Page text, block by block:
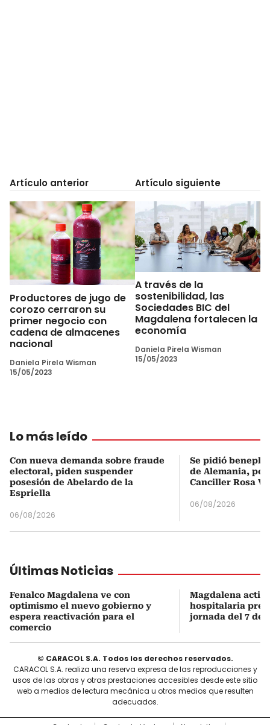
Artículo anterior
Productores de jugo de
corozo cerraron su
primer negocio con
cadena de almacenes
nacional
Daniela Pirela Wisman
15/05/2023
Artículo siguiente
A través de la
sostenibilidad, las
Sociedades BIC del
Magdalena fortalecen la
economía
Daniela Pirela Wisman
15/05/2023
Lo más leído
Con nueva demanda sobre fraude
electoral, piden suspender
posesión de Abelardo de la
Espriella
06/08/2026
Se pidió
de Alemania,
Canciller Rosa
06/08/2026
Últimas Noticias
Fenalco Magdalena ve con
optimismo el nuevo gobierno y
espera reactivación para el
comercio
Magdalena
hospitalaria
jornada del 7 de
© CARACOL S.A. Todos los derechos reservados.
CARACOL S.A. realiza una reserva expresa de las reproducciones y
usos de las obras y otras prestaciones accesibles desde este sitio
web a medios de lectura mecánica u otros medios que resulten
adecuados.